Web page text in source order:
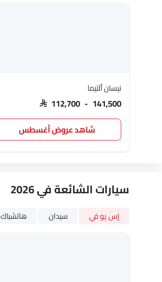
نيسان ألتيما
SAR 112,700 - 141,500
شاهد عروض أغسطس
سيارات الشائعة في 2026
إس يو في سيدان هاتشباك